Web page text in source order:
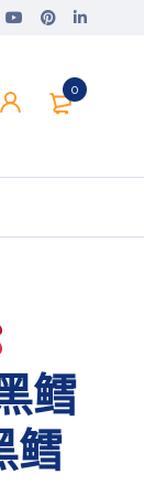
0
鳕
鳕